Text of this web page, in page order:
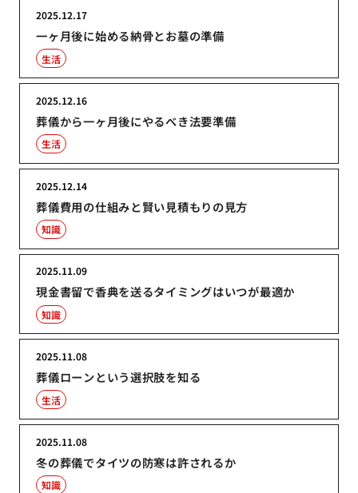
一ヶ月後に始める納骨とお墓の準備
2025.12.17
生活
葬儀から一ヶ月後にやるべき法要準備
2025.12.16
生活
葬儀費用の仕組みと賢い見積もりの見方
2025.12.14
知識
現金書留で香典を送るタイミングはいつが最適か
2025.11.09
知識
葬儀ローンという選択肢を知る
2025.11.08
生活
冬の葬儀でタイツの防寒は許されるか
2025.11.08
知識